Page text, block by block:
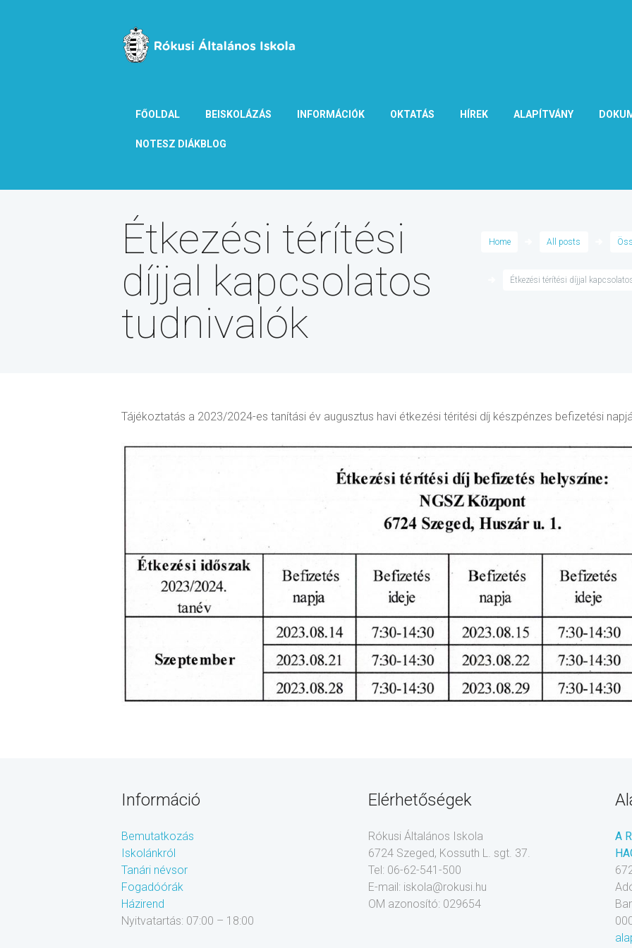
FŐOLDAL BEISKOLÁZÁS INFORMÁCIÓK OKTATÁS HÍREK ALAPÍTVÁNY
NOTESZ DIÁKBLOG
Home All posts
Étkezési térítési díjjal
Étkezési térítési
díjjal kapcsolatos
tudnivalók
Tájékoztatás a 2023/2024-es tanítási év augusztus havi étkezési téritési díj készpénzes befizetési
Információ
Bemutatkozás
Iskolánkról
Tanári névsor
Fogadóórák
Házirend
Nyitvatartás: 07:00 – 18:00
Elérhetőségek
Rókusi Általános Iskola
6724 Szeged, Kossuth L. sgt. 37.
Tel: 06-62-541-500
E-mail: iskola@rokusi.hu
OM azonosító: 029654
A